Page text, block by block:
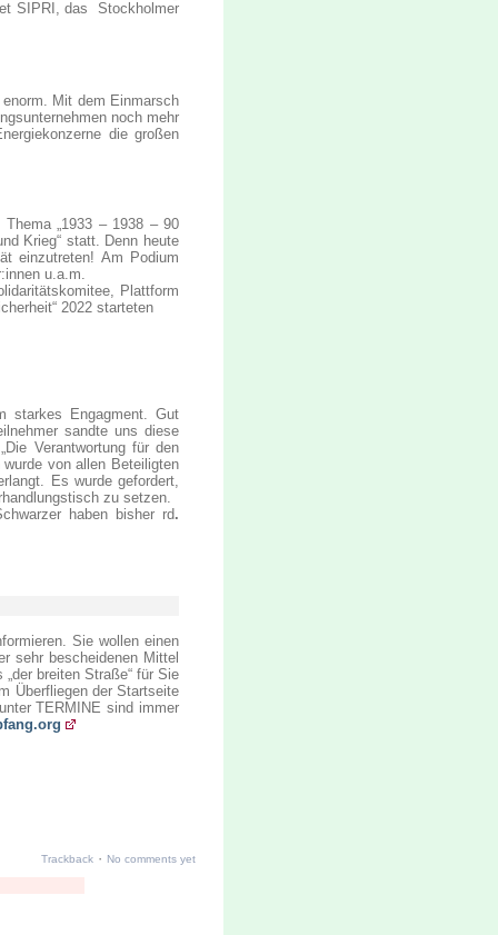
SIPRI, das Stockholmer
Mit dem Einmarsch
noch mehr
die großen
„1933 – 1938 – 90
Krieg“ statt. Denn heute
einzutreten! Am Podium
u.a.m.
Plattform
2022 starteten
starkes Engagment. Gut
sandte uns diese
Verantwortung für den
von allen Beteiligten
Es wurde gefordert,
zu setzen.
haben bisher rd.
Sie wollen einen
sehr bescheidenen Mittel
breiten Straße“ für Sie
Überfliegen der Startseite
TERMINE sind immer
Trackback · No comments yet